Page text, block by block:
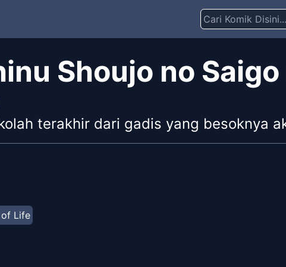
Shoujo no Saigo
terakhir dari gadis yang besoknya
of Life